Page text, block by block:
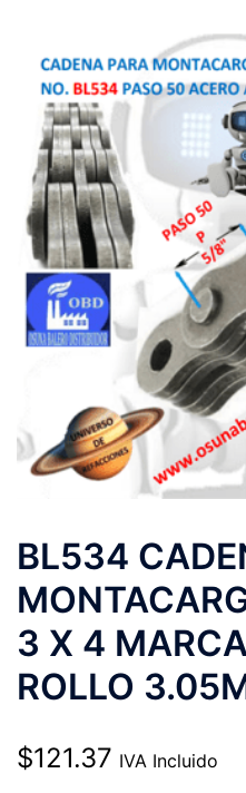
BL534
3 X 4
ROLLO
$121.37 IVA Incluido